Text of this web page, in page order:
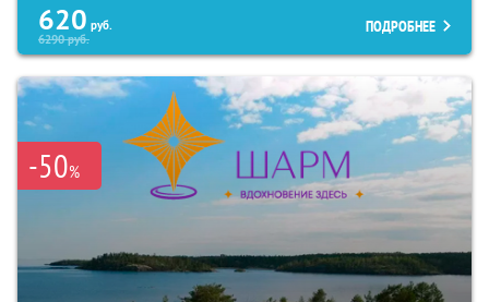
620 руб.
6290руб.
ПОДРОБНЕЕ
-50%